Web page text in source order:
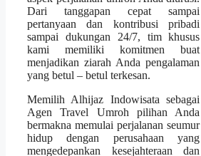
Dari tanggapan cepat sampai
pertanyaan dan kontribusi pribadi
sampai dukungan 24/7, tim khusus
kami memiliki komitmen buat
menjadikan ziarah Anda pengalaman
yang betul – betul terkesan.
Memilih Alhijaz Indowisata sebagai
Agen Travel Umroh pilihan Anda
bermakna memulai perjalanan seumur
hidup dengan perusahaan yang
mengedepankan kesejahteraan dan